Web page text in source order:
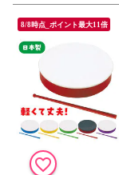
8/8時点_ポイント最大11倍